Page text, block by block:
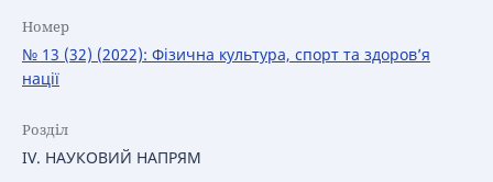
Номер
№ 13 (32) (2022): Фізична культура, спорт та здоров’я
нації
Розділ
IV. НАУКОВИЙ НАПРЯМ